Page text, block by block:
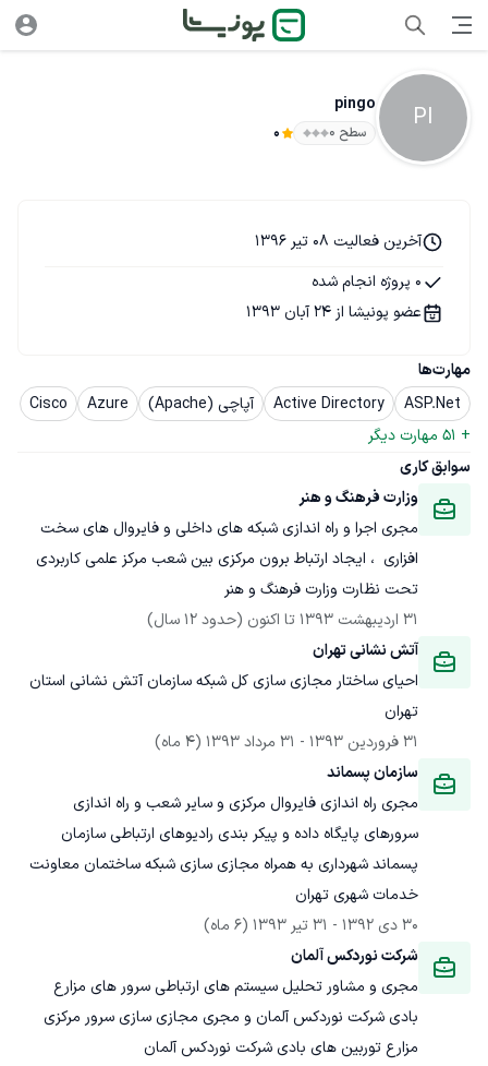
PI
pingo
سطح ۰ 0
مهارت‌ها
ASP.Net
Active Directory آپاچی (Apache) Azure
Cisco
+
51 مهارت دیگر
سوابق کاری
وزارت فرهنگ و هنر
مجری اجرا و راه اندازی شبکه های داخلی و فایروال های سخت
افزاری  ، ایجاد ارتباط برون مرکزی بین شعب مرکز علمی کاربردی
تحت نظارت وزارت فرهنگ و هنر
31 اردیبهشت 1393
تا اکنون (حدود 12 سال)
آتش نشانی تهران
احیای ساختار مجازی سازی کل شبکه سازمان آتش نشانی استان
تهران
31 فروردین 1393
- 31 مرداد 1393
(4 ماه)
سازمان پسماند
مجری راه اندازی فایروال مرکزی و سایر شعب و راه اندازی
سرورهای پایگاه داده و پیکر بندی رادیوهای ارتباطی سازمان
پسماند شهرداری به همراه مجازی سازی شبکه ساختمان معاونت
خدمات شهری تهران
30 دی 1392
- 31 تیر 1393
(6 ماه)
شرکت نوردکس آلمان
مجری و مشاور تحلیل سیستم های ارتباطی سرور های مزارع
بادی شرکت نوردکس آلمان و مجری مجازی سازی سرور مرکزی
مزارع توربین های بادی شرکت نوردکس آلمان
آخرین فعالیت 08 تیر 1396
0 پروژه انجام شده
عضو پونیشا از 24 آبان 1393